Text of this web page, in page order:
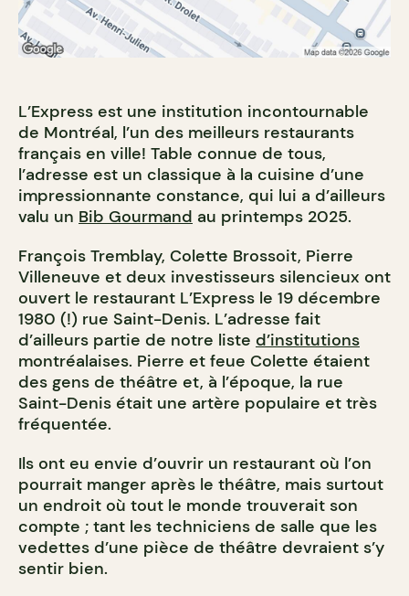
L’Express est une institution incontournable
de Montréal, l’un des meilleurs restaurants
français en ville! Table connue de tous,
l’adresse est un classique à la cuisine d’une
impressionnante constance, qui lui a d’ailleurs
valu un Bib Gourmand au printemps 2025.
François Tremblay, Colette Brossoit, Pierre
Villeneuve et deux investisseurs silencieux ont
ouvert le restaurant L’Express le 19 décembre
1980 (!) rue Saint-Denis. L’adresse fait
d’ailleurs partie de notre liste d’institutions
montréalaises. Pierre et feue Colette étaient
des gens de théâtre et, à l’époque, la rue
Saint-Denis était une artère populaire et très
fréquentée.
Ils ont eu envie d’ouvrir un restaurant où l’on
pourrait manger après le théâtre, mais surtout
un endroit où tout le monde trouverait son
compte ; tant les techniciens de salle que les
vedettes d’une pièce de théâtre devraient s’y
sentir bien.